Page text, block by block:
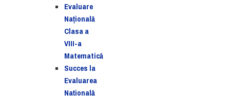
Evaluare
Naţională
Clasa a
VIII-a
Matematică
Succes la
Evaluarea
Națională